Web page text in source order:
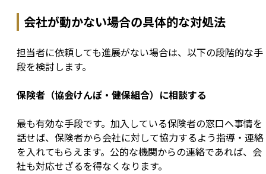
会社が動かない場合の具体的な対処法
担当者に依頼しても進展がない場合は、以下の段階的な手
段を検討します。
保険者（協会けんぽ・健保組合）に相談する
最も有効な手段です。加入している保険者の窓口へ事情を
話せば、保険者から会社に対して協力するよう指導・連絡
を入れてもらえます。公的な機関からの連絡であれば、会
社も対応せざるを得なくなります。